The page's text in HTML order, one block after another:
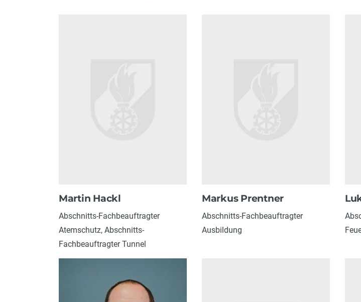
Martin Hackl
Abschnitts-Fachbeauftragter
Atemschutz, Abschnitts-
Fachbeauftragter Tunnel
Markus Prentner
Abschnitts-Fachbeauftragter
Ausbildung